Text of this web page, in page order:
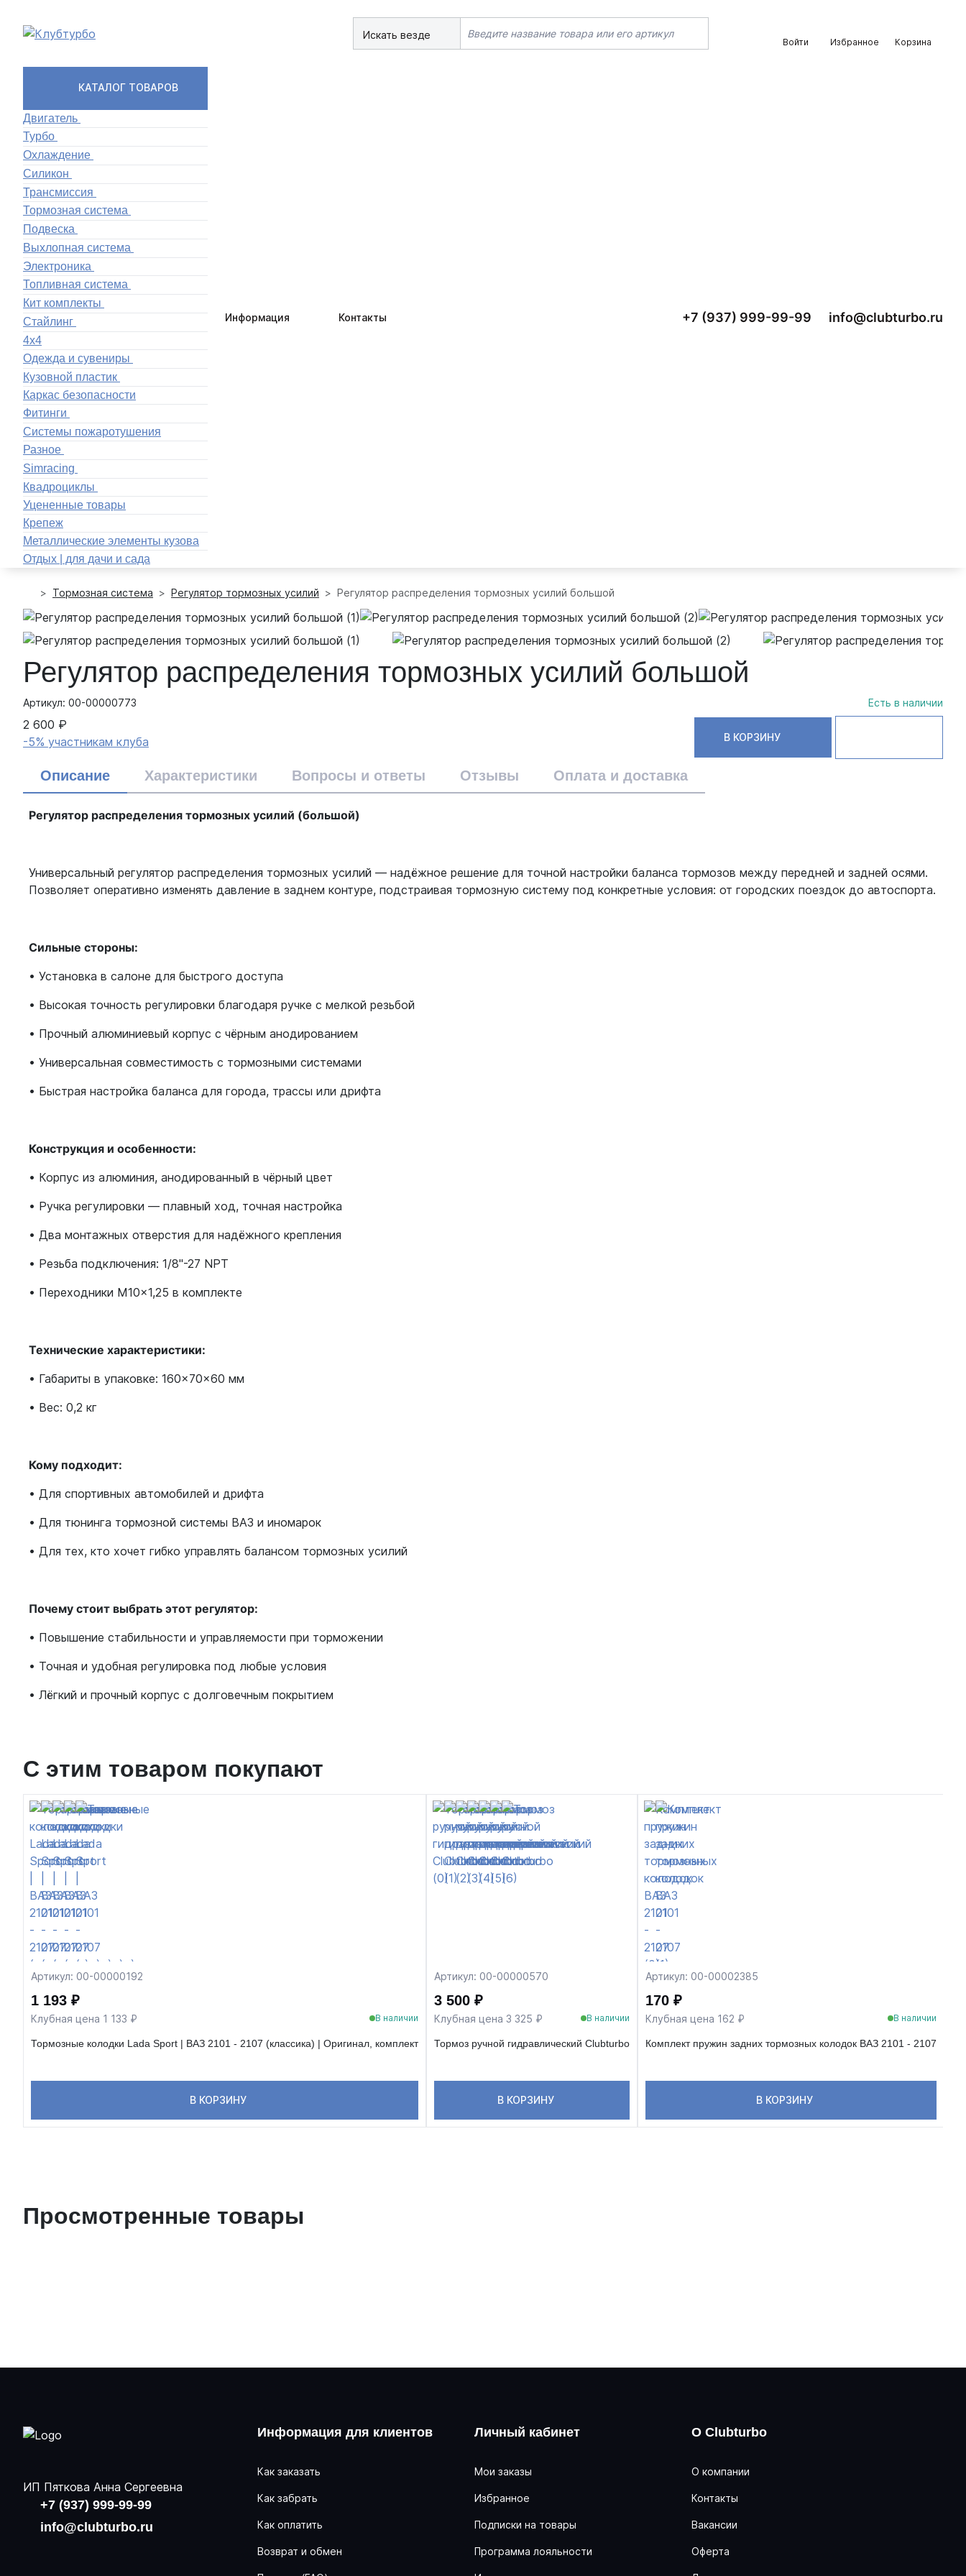
Искать везде
Войти Избранное Корзина
КАТАЛОГ ТОВАРОВ
Двигатель
Турбо
Охлаждение
Силикон
Трансмиссия
Тормозная система
Подвеска
Выхлопная система
Электроника
Топливная система
Кит комплекты
Стайлинг
4x4
Одежда и сувениры
Кузовной пластик
Каркас безопасности
Фитинги
Системы пожаротушения
Разное
Simracing
Квадроциклы
Уцененные товары
Крепеж
Металлические элементы кузова
Отдых | для дачи и сада
Информация Контакты +7 (937) 999-99-99 info@clubturbo.ru
Тормозная система Регулятор тормозных усилий Регулятор распределения тормозных усилий большой
Регулятор распределения тормозных усилий большой
Артикул: 00-00000773 Есть в наличии
2 600 ₽
-5% участникам клуба
В КОРЗИНУ
Описание Характеристики Вопросы и ответы Отзывы Оплата и доставка
Регулятор распределения тормозных усилий (большой)
Универсальный регулятор распределения тормозных усилий — надёжное решение для точной настройки баланса тормозов между передней и задней осями.
Позволяет оперативно изменять давление в заднем контуре, подстраивая тормозную систему под конкретные условия: от городских поездок до автоспорта.
Сильные стороны:
• Установка в салоне для быстрого доступа
• Высокая точность регулировки благодаря ручке с мелкой резьбой
• Прочный алюминиевый корпус с чёрным анодированием
• Универсальная совместимость с тормозными системами
• Быстрая настройка баланса для города, трассы или дрифта
Конструкция и особенности:
• Корпус из алюминия, анодированный в чёрный цвет
• Ручка регулировки — плавный ход, точная настройка
• Два монтажных отверстия для надёжного крепления
• Резьба подключения: 1/8"-27 NPT
• Переходники М10×1,25 в комплекте
Технические характеристики:
• Габариты в упаковке: 160×70×60 мм
• Вес: 0,2 кг
Кому подходит:
• Для спортивных автомобилей и дрифта
• Для тюнинга тормозной системы ВАЗ и иномарок
• Для тех, кто хочет гибко управлять балансом тормозных усилий
Почему стоит выбрать этот регулятор:
• Повышение стабильности и управляемости при торможении
• Точная и удобная регулировка под любые условия
• Лёгкий и прочный корпус с долговечным покрытием
С этим товаром покупают
Артикул: 00-00000192
1 193 ₽
Клубная цена 1 133 ₽ В наличии
Тормозные колодки Lada Sport | ВАЗ 2101 - 2107 (классика) | Оригинал, комплект
В КОРЗИНУ
Артикул: 00-00000570
3 500 ₽
Клубная цена 3 325 ₽ В наличии
Тормоз ручной гидравлический Clubturbo
В КОРЗИНУ
Артикул: 00-00002385
170 ₽
Клубная цена 162 ₽ В наличии
Комплект пружин задних тормозных колодок ВАЗ 2101 - 2107
В КОРЗИНУ
Просмотренные товары
ИП Пяткова Анна Сергеевна
+7 (937) 999-99-99
info@clubturbo.ru
Информация для клиентов
Как заказать
Как забрать
Как оплатить
Возврат и обмен
Личный кабинет
Мои заказы
Избранное
Подписки на товары
Программа лояльности
О Clubturbo
О компании
Контакты
Вакансии
Оферта